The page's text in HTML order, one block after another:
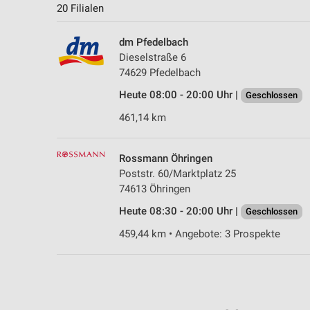
20 Filialen
dm Pfedelbach
Dieselstraße 6
74629 Pfedelbach
Heute 08:00 - 20:00 Uhr |
Geschlossen
461,14 km
Rossmann Öhringen
Poststr. 60/Marktplatz 25
74613 Öhringen
Heute 08:30 - 20:00 Uhr |
Geschlossen
459,44 km • Angebote: 3 Prospekte